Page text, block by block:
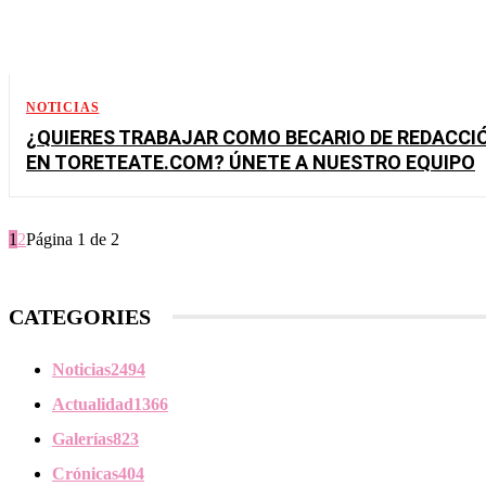
NOTICIAS
¿QUIERES TRABAJAR COMO BECARIO DE
EN TORETEATE.COM? ÚNETE A NUESTRO EQUIPO
1 2Página 1 de 2
CATEGORIES
Noticias2494
Actualidad1366
Galerías823
Crónicas404